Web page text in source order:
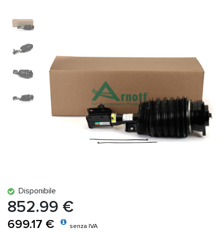
Disponibile
852.99 €
699.17 € senza IVA